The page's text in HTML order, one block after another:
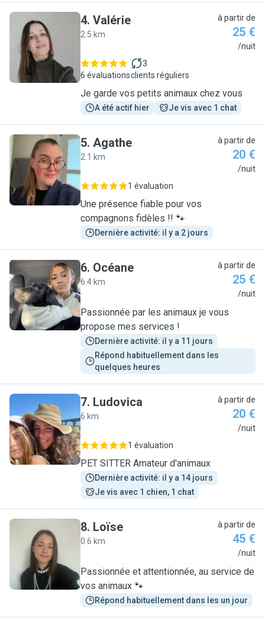
V
4. Valérie
2.5 km
à partir de
25 €
/nuit
6 évaluations
3
clients réguliers
Je garde vos petits animaux chez vous
A été actif hier Je vis avec 1 chat
A
5. Agathe
2.1 km
à partir de
20 €
/nuit
1 évaluation
Une présence fiable pour vos
compagnons fidèles !! 🐾
Dernière activité: il y a 2 jours
O
6. Océane
6.4 km
à partir de
25 €
/nuit
Passionnée par les animaux je vous
propose mes services !
Dernière activité: il y a 11 jours
Répond habituellement dans les
quelques heures
L
7. Ludovica
6 km
à partir de
20 €
/nuit
1 évaluation
PET SITTER Amateur d'animaux
Dernière activité: il y a 14 jours
Je vis avec 1 chien, 1 chat
L
8. Loïse
0.6 km
à partir de
45 €
/nuit
Passionnée et attentionnée, au service de
vos animaux 🐾
Répond habituellement dans les un jour